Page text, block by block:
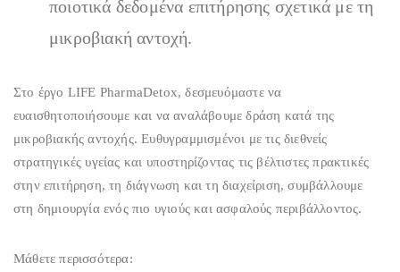
ποιοτικά δεδομένα επιτήρησης σχετικά με τη
μικροβιακή αντοχή.
Στο έργο LIFE PharmaDetox, δεσμευόμαστε να
ευαισθητοποιήσουμε και να αναλάβουμε δράση κατά της
μικροβιακής αντοχής. Ευθυγραμμισμένοι με τις διεθνείς
στρατηγικές υγείας και υποστηρίζοντας τις βέλτιστες πρακτικές
στην επιτήρηση, τη διάγνωση και τη διαχείριση, συμβάλλουμε
στη δημιουργία ενός πιο υγιούς και ασφαλούς περιβάλλοντος.
Μάθετε περισσότερα: